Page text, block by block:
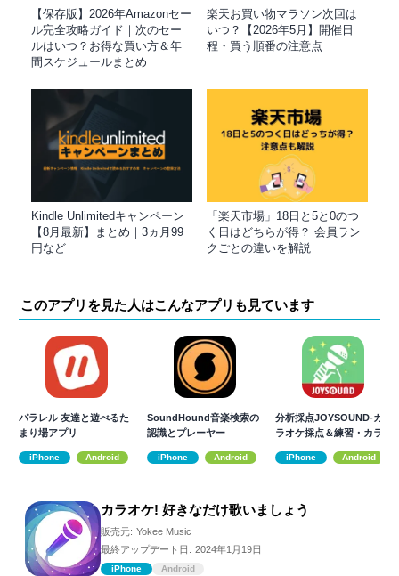
【保存版】2026年Amazonセー
ル完全攻略ガイド｜次のセー
ルはいつ？お得な買い方＆年
間スケジュールまとめ
楽天お買い物マラソン次回は
いつ？【2026年5月】開催日
程・買う順番の注意点
Kindle Unlimitedキャンペーン
【8月最新】まとめ｜3ヵ月99
円など
「楽天市場」18日と5と0のつ
く日はどちらが得？ 会員ラン
クごとの違いを解説
このアプリを見た人はこんなアプリも見ています
パラレル 友達と遊べるた
まり場アプリ
iPhone Android
SoundHound音楽検索の
認識とプレーヤー
iPhone Android
分析採点JOYSOUND-カ
ラオケ採点＆練習・カラ
iPhone Android
カラオケ! 好きなだけ歌いましょう
販売元: Yokee Music
最終アップデート日: 2024年1月19日
iPhone Android